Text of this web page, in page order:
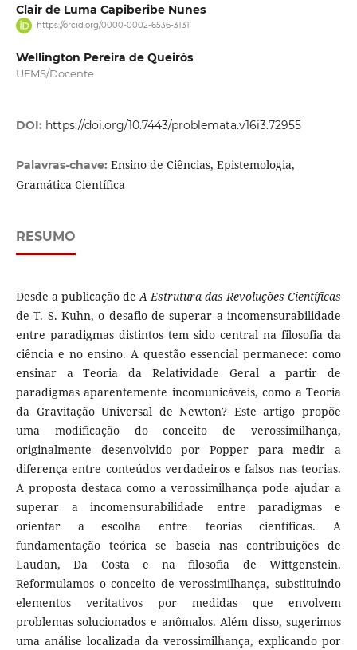
Clair de Luma Capiberibe Nunes
https://orcid.org/0000-0002-6536-3131
Wellington Pereira de Queirós
UFMS/Docente
DOI: https://doi.org/10.7443/problemata.v16i3.72955
Palavras-chave: Ensino de Ciências, Epistemologia,
Gramática Científica
RESUMO
Desde a publicação deA Estrutura das Revoluções Científicas
de T. S. Kuhn, o desafio de superar a incomensurabilidade
entre paradigmas distintos tem sido central na filosofia da
ciência e no ensino. A questão essencial permanece: como
ensinar a Teoria da Relatividade Geral a partir de
paradigmas aparentemente incomunicáveis, como a Teoria
da Gravitação Universal de Newton? Este artigo propõe
uma modificação do conceito de verossimilhança,
originalmente desenvolvido por Popper para medir a
diferença entre conteúdos verdadeiros e falsos nas teorias.
A proposta destaca como a verossimilhança pode ajudar a
superar a incomensurabilidade entre paradigmas e
orientar a escolha entre teorias científicas. A
fundamentação teórica se baseia nas contribuições de
Laudan, Da Costa e na filosofia de Wittgenstein.
Reformulamos o conceito de verossimilhança, substituindo
elementos veritativos por medidas que envolvem
problemas solucionados e anômalos. Além disso, sugerimos
uma análise localizada da verossimilhança, explicando por